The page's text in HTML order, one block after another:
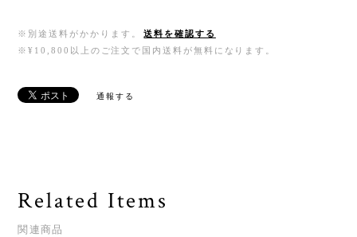
※別途送料がかかります。
送料を確認する
※¥10,800以上のご注文で国内送料が無料になります。
通報する
Related Items
関連商品